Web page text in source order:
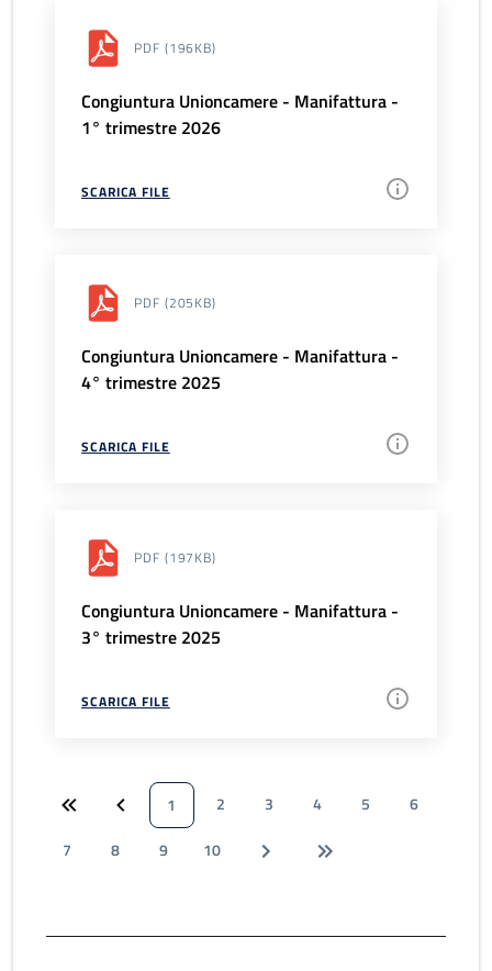
PDF (196KB)
Congiuntura Unioncamere - Manifattura -
1° trimestre 2026
SCARICA FILE
PDF (205KB)
Congiuntura Unioncamere - Manifattura -
4° trimestre 2025
SCARICA FILE
PDF (197KB)
Congiuntura Unioncamere - Manifattura -
3° trimestre 2025
SCARICA FILE
1 2 3 4 5
6
7
8 9 10